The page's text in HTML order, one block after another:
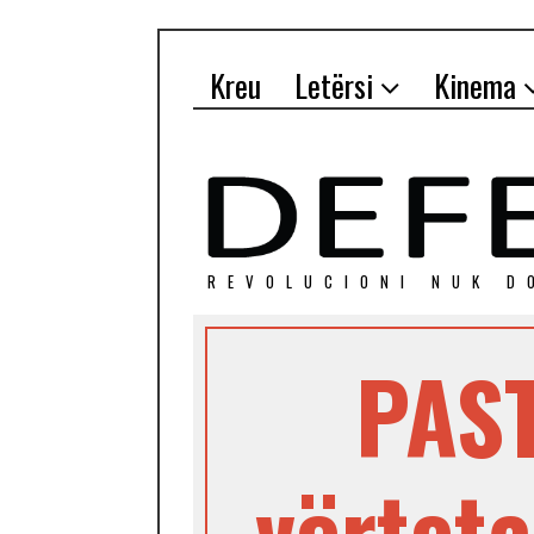
Kreu Letërsi Kinema
REVOLUCIONI NUK